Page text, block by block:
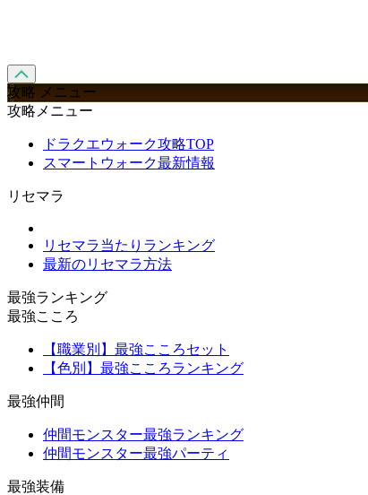
攻略 メニュー
攻略メニュー
ドラクエウォーク攻略TOP
スマートウォーク最新情報
リセマラ
リセマラ当たりランキング
最新のリセマラ方法
最強ランキング
最強こころ
【職業別】最強こころセット
【色別】最強こころランキング
最強仲間
仲間モンスター最強ランキング
仲間モンスター最強パーティ
最強装備